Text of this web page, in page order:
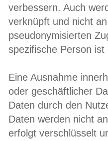
verbessern. Auch
verknüpft und nicht
pseudonymisierten
spezifische Person
Eine Ausnahme
oder geschäftlicher
Daten durch den
Daten werden nicht
erfolgt verschlüsselt